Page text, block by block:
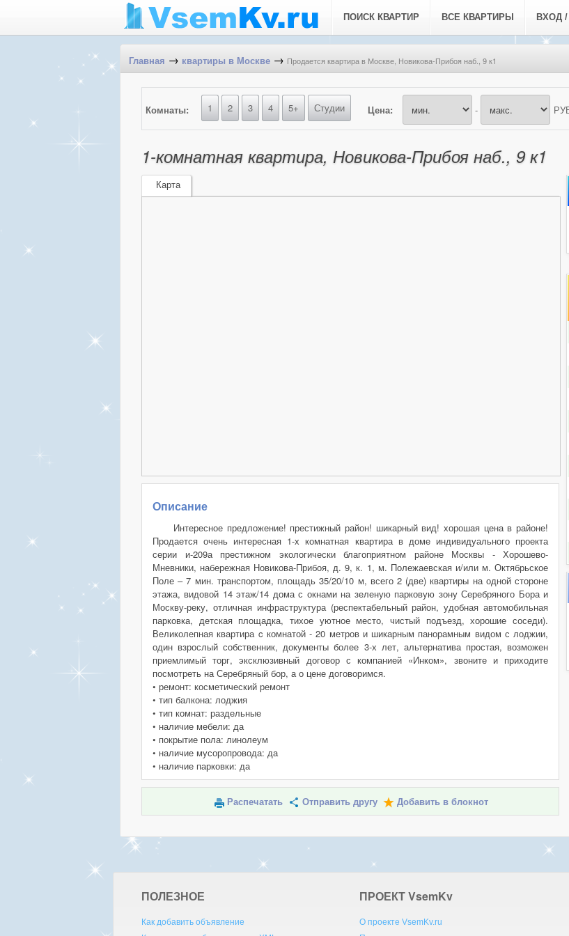
ПОИСК КВАРТИР ВСЕ КВАРТИРЫ ВХОД
Главная → квартиры в Москве → Продается квартира в Москве, Новикова-Прибоя наб., 9 к1
Комнаты: 1 2 3 4 5+ Студии Цена: -
1-комнатная квартира, Новикова-Прибоя наб., 9 к1
Карта
Описание
Интересное предложение! престижный район! шикарный вид! хорошая цена в районе!
Продается очень интересная 1-х комнатная квартира в доме индивидуального проекта
серии и-209а престижном экологически благоприятном районе Москвы - Хорошево-
Мневники, набережная Новикова-Прибоя, д. 9, к. 1, м. Полежаевская и/или м. Октябрьское
Поле – 7 мин. транспортом, площадь 35/20/10 м, всего 2 (две) квартиры на одной стороне
этажа, видовой 14 этаж/14 дома с окнами на зеленую парковую зону Серебряного Бора и
Москву-реку, отличная инфраструктура (респектабельный район, удобная автомобильная
парковка, детская площадка, тихое уютное место, чистый подъезд, хорошие соседи).
Великолепная квартира c комнатой - 20 метров и шикарным панорамным видом с лоджии,
один взрослый собственник, документы более 3-х лет, альтернатива простая, возможен
приемлимый торг, эксклюзивный договор с компанией «Инком», звоните и приходите
посмотреть на Серебряный бор, а о цене договоримся.
• ремонт: косметический ремонт
• тип балкона: лоджия
• тип комнат: раздельные
• наличие мебели: да
• покрытие пола: линолеум
• наличие мусоропровода: да
• наличие парковки: да
Распечатать Отправить другу Добавить в блокнот
ПОЛЕЗНОЕ
Как добавить объявление
ПРОЕКТ VsemKv
О проекте VsemKv.ru